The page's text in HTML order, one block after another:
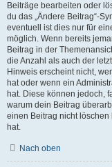
Beiträge bearbeiten oder
du das „Ändere Beitrag“-
eventuell ist dies nur für
möglich. Wenn bereits
Beitrag in der
die Anzahl als auch der
Hinweis erscheint nicht,
hat oder wenn ein
hat. Diese können jedoch,
warum dein Beitrag
einen Beitrag nicht
hat.
Nach oben